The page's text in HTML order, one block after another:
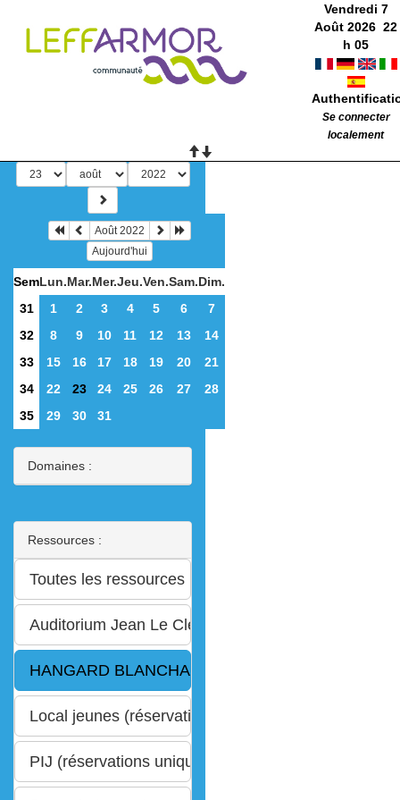
Vendredi 7
Août 2026 22
h05
Se connecter
localement
Août 2022
Aujourd'hui
SemLun.Mar.Mer.Jeu.Ven.Sam.Dim.
31
1 2 3 4 5 6
7
32
8 9 10 11 12 13
14
33
15 16 17 18 19 20
21
34
22 23 24 25 26 27
28
35
29 30 31
Domaines :
Ressources :